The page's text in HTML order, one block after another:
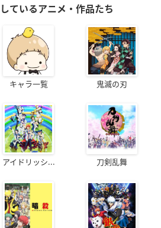
ているアニメ・作品たち
キャラ一覧 鬼滅の刃
アイドリッシ... 刀剣乱舞